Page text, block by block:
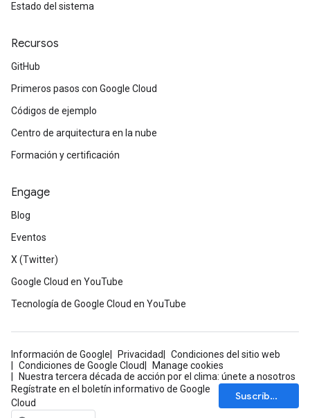
Estado del sistema
Recursos
GitHub
Primeros pasos con Google Cloud
Códigos de ejemplo
Centro de arquitectura en la nube
Formación y certificación
Engage
Blog
Eventos
X (Twitter)
Google Cloud en YouTube
Tecnología de Google Cloud en YouTube
Información de Google Privacidad
Condiciones del sitio web
Condiciones de Google Cloud
Manage cookies
Nuestra tercera década de acción por el clima: únete a nosotros
Regístrate en el boletín informativo de Google
Cloud
Suscríbete